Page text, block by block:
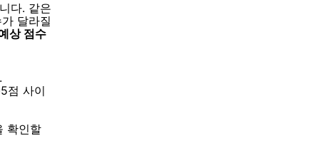
다. 같은
달라질
상 점수
점 사이
확인할